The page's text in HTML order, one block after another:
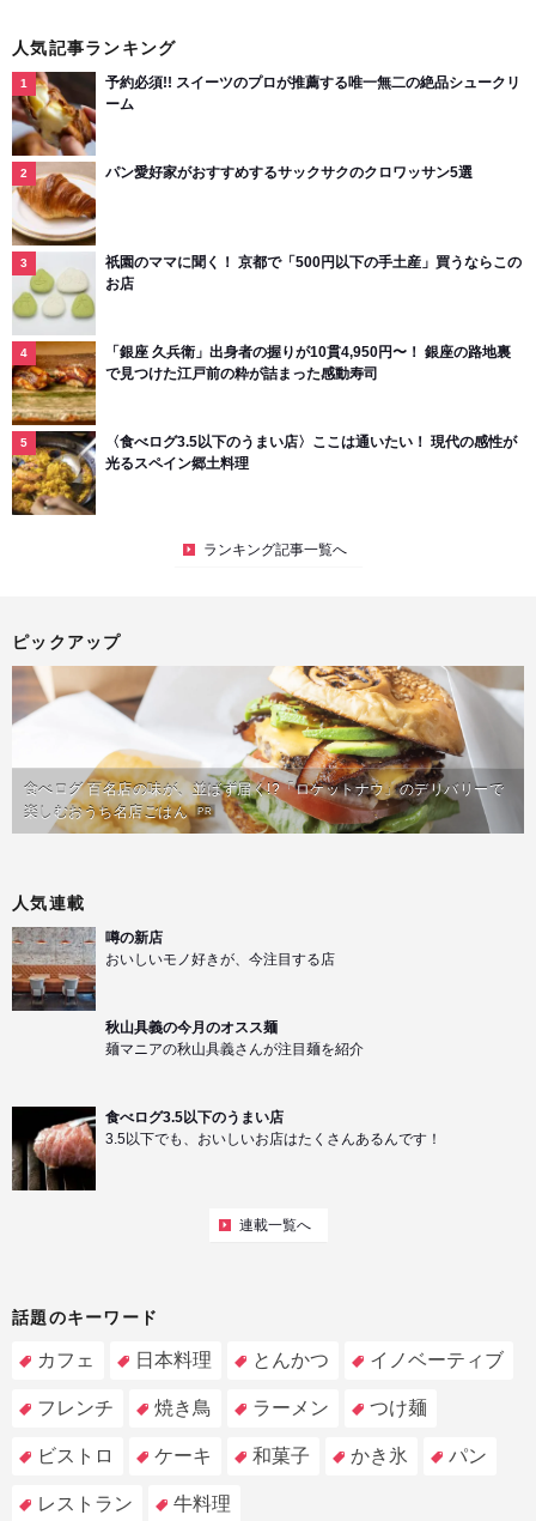
人気記事ランキング
予約必須!! スイーツのプロが推薦する唯一無二の絶品シュークリ
ーム
パン愛好家がおすすめするサックサクのクロワッサン5選
祇園のママに聞く！ 京都で「500円以下の手土産」買うならこの
お店
「銀座 久兵衛」出身者の握りが10貫4,950円〜！ 銀座の路地裏
で見つけた江戸前の粋が詰まった感動寿司
〈食べログ3.5以下のうまい店〉ここは通いたい！ 現代の感性が
光るスペイン郷土料理
ランキング記事一覧へ
ピックアップ
食べログ 百名店の味が、並ばず届く!?「ロケットナウ」のデリバリーで
楽しむおうち名店ごはん PR
人気連載
噂の新店
おいしいモノ好きが、今注目する店
秋山具義の今月のオスス麺
麺マニアの秋山具義さんが注目麺を紹介
食べログ3.5以下のうまい店
3.5以下でも、おいしいお店はたくさんあるんです！
連載一覧へ
話題のキーワード
カフェ 日本料理 とんかつ イノベーティブ
フレンチ 焼き鳥 ラーメン つけ麺
ビストロ ケーキ 和菓子 かき氷 パン
レストラン 牛料理